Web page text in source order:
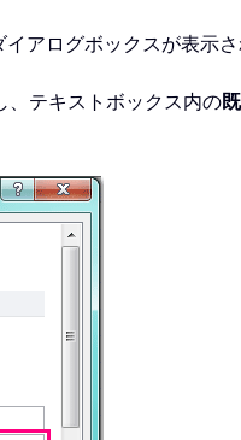
イアログボックスが表示さ
、テキストボックス内の